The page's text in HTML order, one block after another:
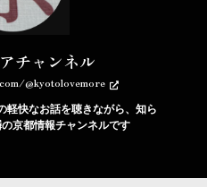
チャンネル
@kyotolovemore
軽快なお話を聴きながら、知ら
京都情報チャンネルです